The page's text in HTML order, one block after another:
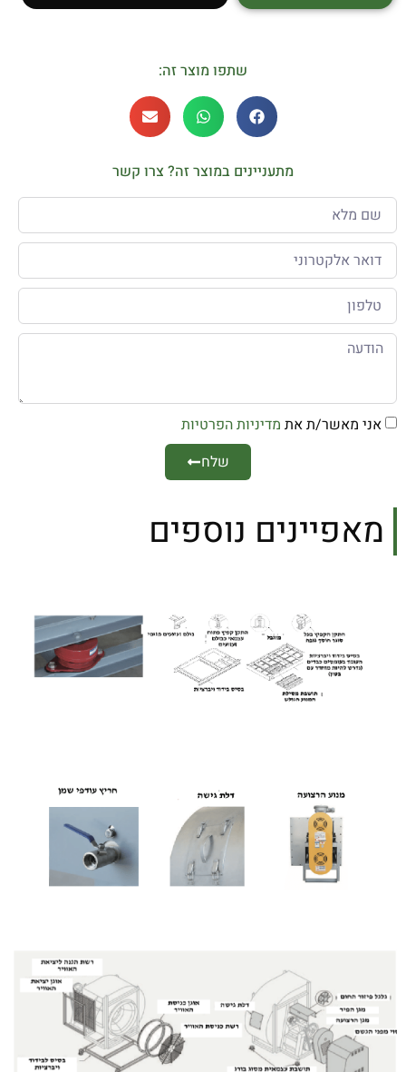
שתפו מוצר זה:
מתעניינים במוצר זה? צרו קשר
אני מאשר/ת את מדיניות הפרטיות
שלח
מאפיינים נוספים